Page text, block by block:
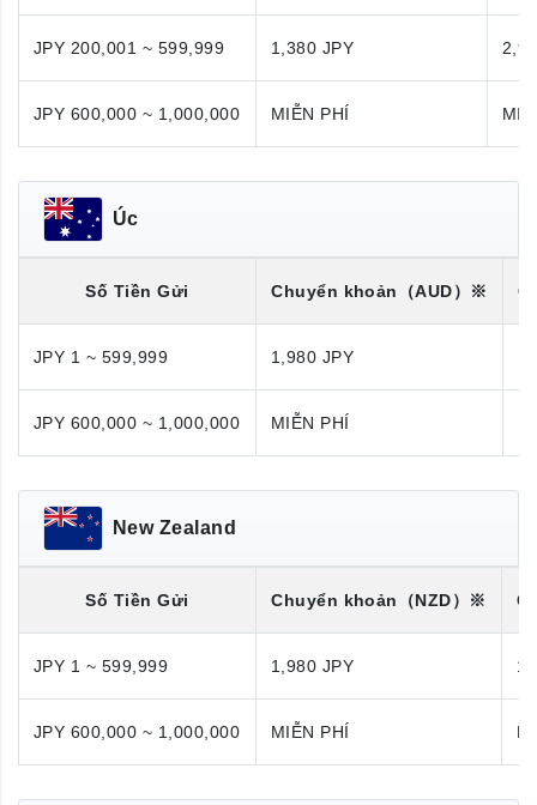
JPY 200,001 ~ 599,999 1,380 JPY
JPY 600,000 ~ 1,000,000 MIỄN PHÍ
Úc
Số Tiền Gửi Chuyển khoản （AUD）※
JPY 1 ~ 599,999 1,980 JPY
JPY 600,000 ~ 1,000,000 MIỄN PHÍ
New Zealand
Số Tiền Gửi Chuyển khoản （NZD）※
JPY 1 ~ 599,999 1,980 JPY
JPY 600,000 ~ 1,000,000 MIỄN PHÍ